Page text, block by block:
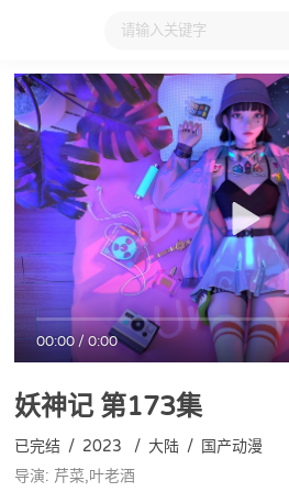
大家在看 日本动漫 国产动漫
00:00/0:00
妖神记 第173集
已完结 / 2023 / 大陆 / 国产动漫
导演: 芹菜,叶老酒